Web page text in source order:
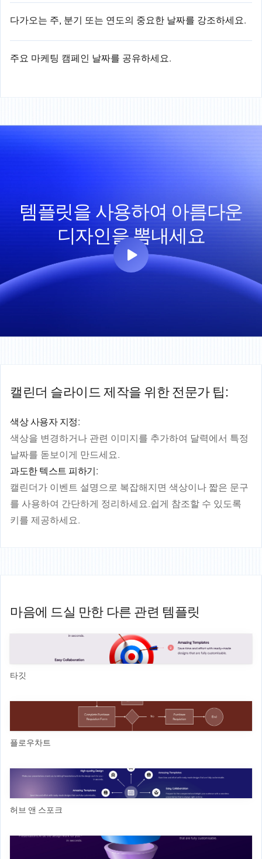
다가오는 주, 분기 또는 연도의 중요한 날짜를 강조하세요.
주요 마케팅 캠페인 날짜를 공유하세요.
템플릿을 사용하여 아름다운
디자인을 뽐내세요
캘린더 슬라이드 제작을 위한 전문가 팁:
색상 사용자 지정:
색상을 변경하거나 관련 이미지를 추가하여 달력에서 특정
날짜를 돋보이게 만드세요.
과도한 텍스트 피하기:
캘린더가 이벤트 설명으로 복잡해지면 색상이나 짧은 문구
를 사용하여 간단하게 정리하세요.쉽게 참조할 수 있도록
키를 제공하세요.
마음에 드실 만한 다른 관련 템플릿
타깃
플로우차트
허브 앤 스포크